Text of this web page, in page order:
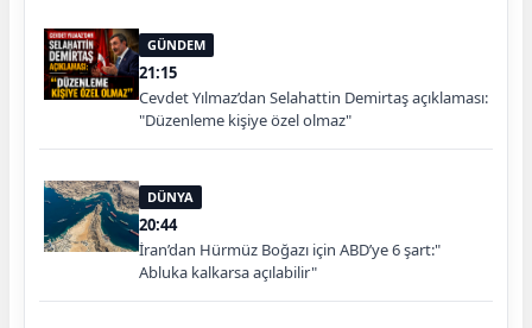
GÜNDEM
21:15
Cevdet Yılmaz’dan Selahattin Demirtaş açıklaması:
"Düzenleme kişiye özel olmaz"
DÜNYA
20:44
İran’dan Hürmüz Boğazı için ABD’ye 6 şart:"
Abluka kalkarsa açılabilir"